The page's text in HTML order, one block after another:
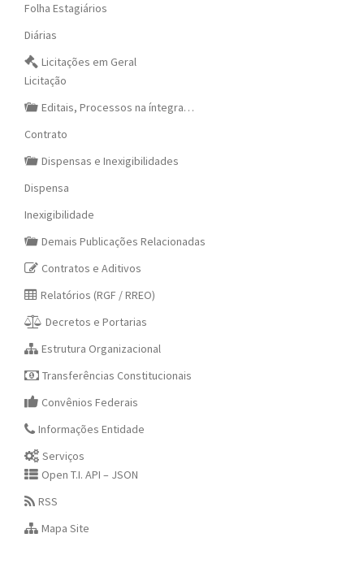
Folha Estagiários
Diárias
Licitações em Geral
Licitação
Editais, Processos na íntegra…
Contrato
Dispensas e Inexigibilidades
Dispensa
Inexigibilidade
Demais Publicações Relacionadas
Contratos e Aditivos
Relatórios (RGF / RREO)
Decretos e Portarias
Estrutura Organizacional
Transferências Constitucionais
Convênios Federais
Informações Entidade
Serviços
Open T.I. API – JSON
RSS
Mapa Site